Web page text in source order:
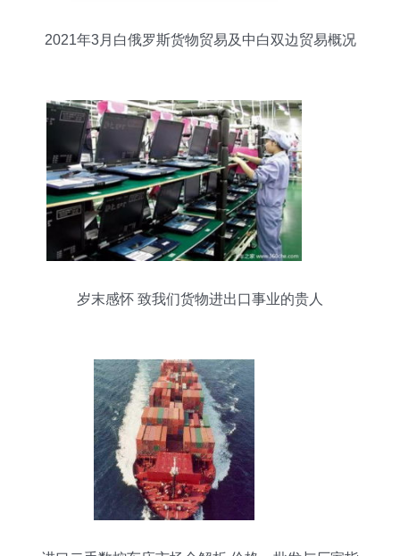
2021年3月白俄罗斯货物贸易及中白双边贸易概况
岁末感怀 致我们货物进出口事业的贵人